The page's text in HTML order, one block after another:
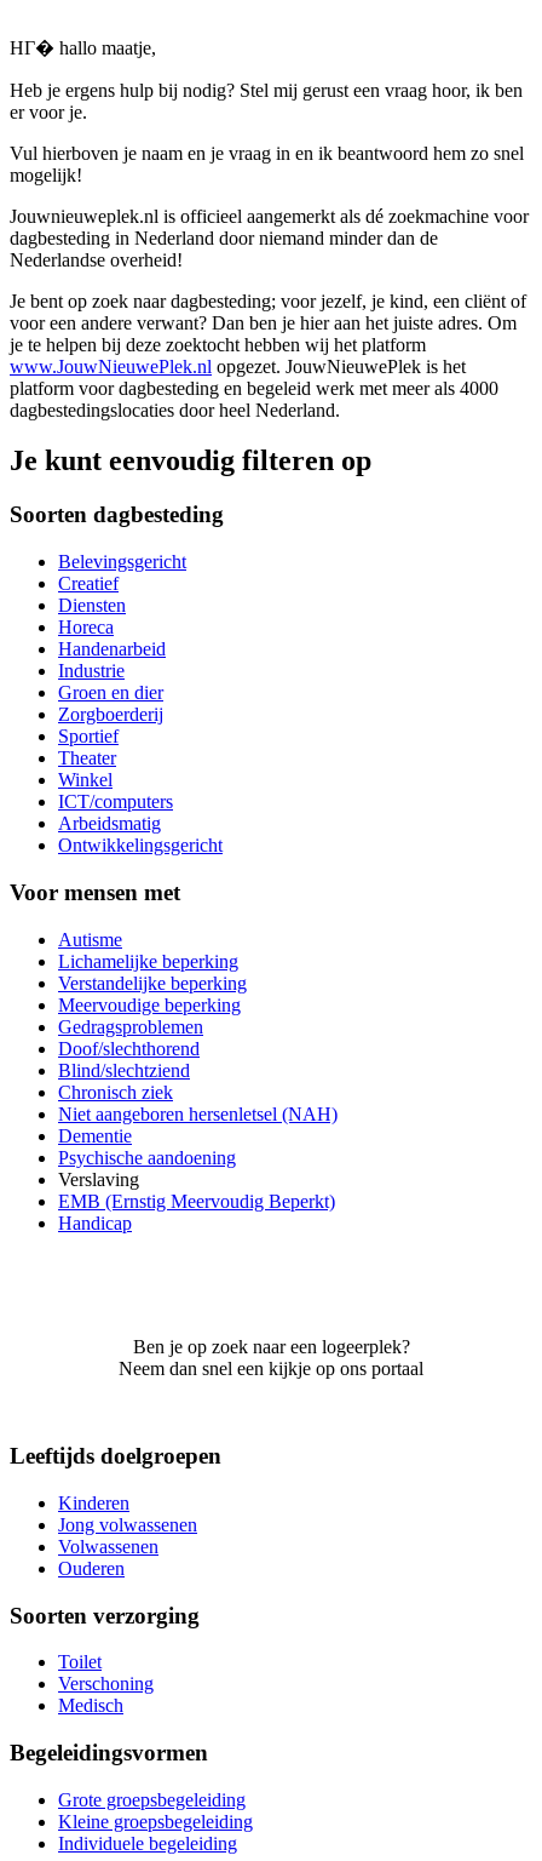
HГ� hallo maatje,
Heb je ergens hulp bij nodig? Stel mij gerust een vraag hoor, ik ben
er voor je.
Vul hierboven je naam en je vraag in en ik beantwoord hem zo snel
mogelijk!
Jouwnieuweplek.nl is officieel aangemerkt als dé zoekmachine voor
dagbesteding in Nederland door niemand minder dan de
Nederlandse overheid!
Je bent op zoek naar dagbesteding; voor jezelf, je kind, een cliënt of
voor een andere verwant? Dan ben je hier aan het juiste adres. Om
je te helpen bij deze zoektocht hebben wij het platform
www.JouwNieuwePlek.nl opgezet. JouwNieuwePlek is het
platform voor dagbesteding en begeleid werk met meer als 4000
dagbestedingslocaties door heel Nederland.
Je kunt eenvoudig filteren op
Soorten dagbesteding
Belevingsgericht
Creatief
Diensten
Horeca
Handenarbeid
Industrie
Groen en dier
Zorgboerderij
Sportief
Theater
Winkel
ICT/computers
Arbeidsmatig
Ontwikkelingsgericht
Voor mensen met
Autisme
Lichamelijke beperking
Verstandelijke beperking
Meervoudige beperking
Gedragsproblemen
Doof/slechthorend
Blind/slechtziend
Chronisch ziek
Niet aangeboren hersenletsel (NAH)
Dementie
Psychische aandoening
Verslaving
EMB (Ernstig Meervoudig Beperkt)
Handicap
Ben je op zoek naar een logeerplek?
Neem dan snel een kijkje op ons portaal
Leeftijds doelgroepen
Kinderen
Jong volwassenen
Volwassenen
Ouderen
Soorten verzorging
Toilet
Verschoning
Medisch
Begeleidingsvormen
Grote groepsbegeleiding
Kleine groepsbegeleiding
Individuele begeleiding